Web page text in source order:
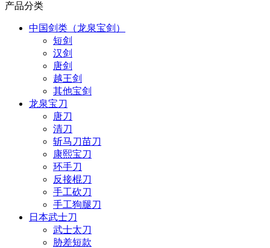
产品分类
中国剑类（龙泉宝剑）
短剑
汉剑
唐剑
越王剑
其他宝剑
龙泉宝刀
唐刀
清刀
斩马刀苗刀
康熙宝刀
环手刀
反接棍刀
手工砍刀
手工狗腿刀
日本武士刀
武士太刀
胁差短款